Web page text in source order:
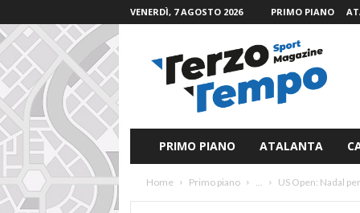
VENERDÌ, 7 AGOSTO 2026 PRIMO PIANO
PRIMO PIANO ATALANTA
Home Primo piano ... US Open: Nadal